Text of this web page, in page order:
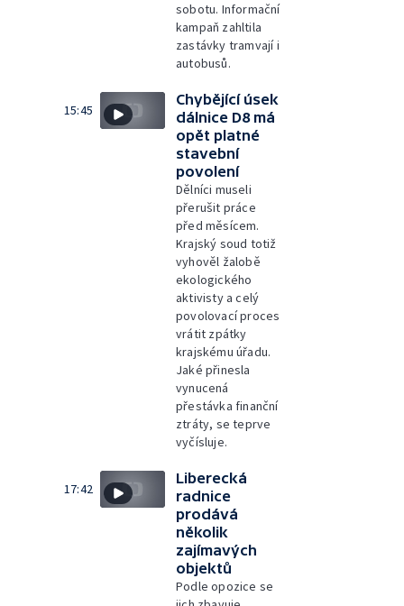
sobotu. Informační
kampaň zahltila
zastávky tramvají i
autobusů.
15:45
Chybějící úsek
dálnice D8 má
opět platné
stavební
povolení
Dělníci museli
přerušit práce
před měsícem.
Krajský soud totiž
vyhověl žalobě
ekologického
aktivisty a celý
povolovací proces
vrátit zpátky
krajskému úřadu.
Jaké přinesla
vynucená
přestávka finanční
ztráty, se teprve
vyčísluje.
17:42
Liberecká
radnice
prodává
několik
zajímavých
objektů
Podle opozice se